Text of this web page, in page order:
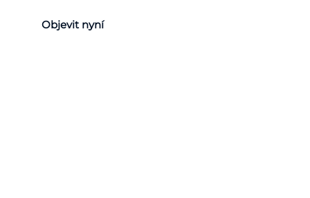
Objevit nyní